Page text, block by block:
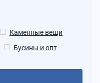
Каменные вещи
Бусины и опт